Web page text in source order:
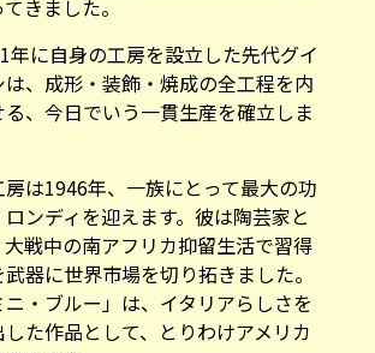
、成形・装飾・焼成の全工程を内
る、今日でいう一貫生産を確立しま
ンディを迎えます。彼は陶芸家と
戦中の南アフリカ抑留生活で習得
武器に世界市場を切り拓きました。
・ブルー」は、イタリアらしさを
た作品として、とりわけアメリカ
ました。